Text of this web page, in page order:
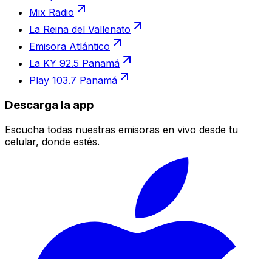
Mix Radio
La Reina del Vallenato
Emisora Atlántico
La KY 92.5 Panamá
Play 103.7 Panamá
Descarga la app
Escucha todas nuestras emisoras en vivo desde tu
celular, donde estés.